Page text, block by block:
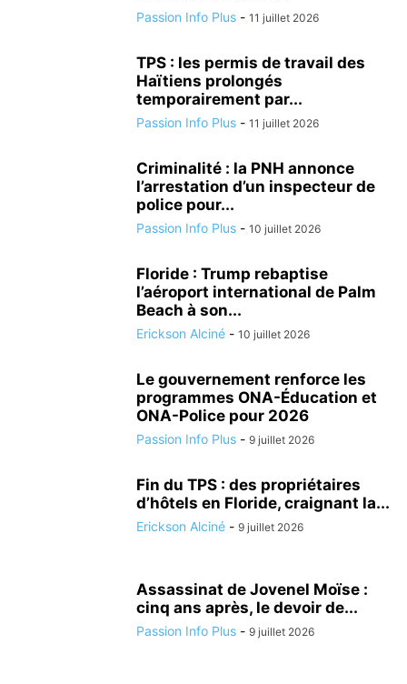
Passion Info Plus - 11 juillet 2026
TPS : les permis de travail des
Haïtiens prolongés
temporairement par...
Passion Info Plus - 11 juillet 2026
Criminalité : la PNH annonce
l’arrestation d’un inspecteur de
police pour...
Passion Info Plus - 10 juillet 2026
Floride : Trump rebaptise
l’aéroport international de Palm
Beach à son...
Erickson Alciné - 10 juillet 2026
Le gouvernement renforce les
programmes ONA-Éducation et
ONA-Police pour 2026
Passion Info Plus - 9 juillet 2026
Fin du TPS : des propriétaires
d’hôtels en Floride, craignant la...
Erickson Alciné - 9 juillet 2026
Assassinat de Jovenel Moïse :
cinq ans après, le devoir de...
Passion Info Plus - 9 juillet 2026